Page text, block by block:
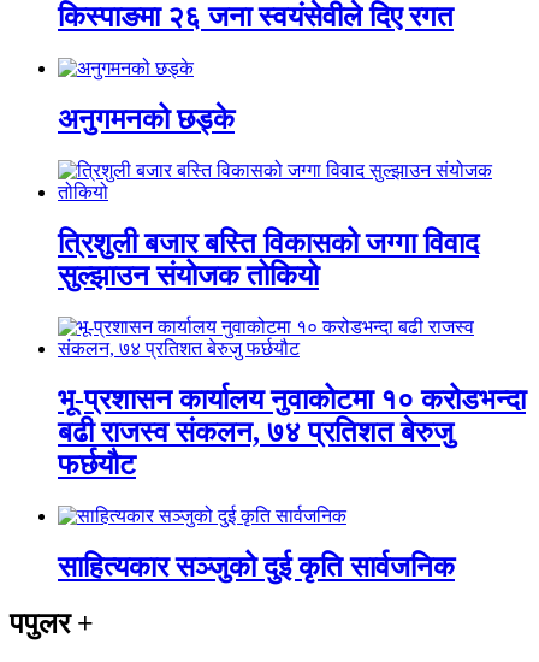
किस्पाङमा २६ जना स्वयंसेवीले दिए रगत
अनुगमनको छड्के
त्रिशुली बजार बस्ति विकासको जग्गा विवाद
सुल्झाउन संयोजक तोकियो
भू-प्रशासन कार्यालय नुवाकोटमा १० करोडभन्दा
बढी राजस्व संकलन, ७४ प्रतिशत बेरुजु
फर्छयौट
साहित्यकार सञ्जुको दुई कृति सार्वजनिक
पपुलर+